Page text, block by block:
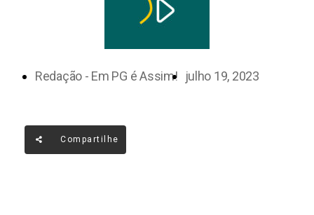
Redação - Em PG é Assim! julho 19, 2023
Compartilhe